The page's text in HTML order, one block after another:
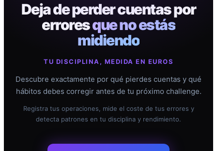
Deja de perder cuentas por
erroresque no estás
midiendo
TU DISCIPLINA, MEDIDA EN EUROS
Descubre exactamente por qué pierdes cuentas y qué
hábitos debes corregir antes de tu próximo challenge.
Registra tus operaciones, mide el coste de tus errores y
detecta patrones en tu disciplina y rendimiento.